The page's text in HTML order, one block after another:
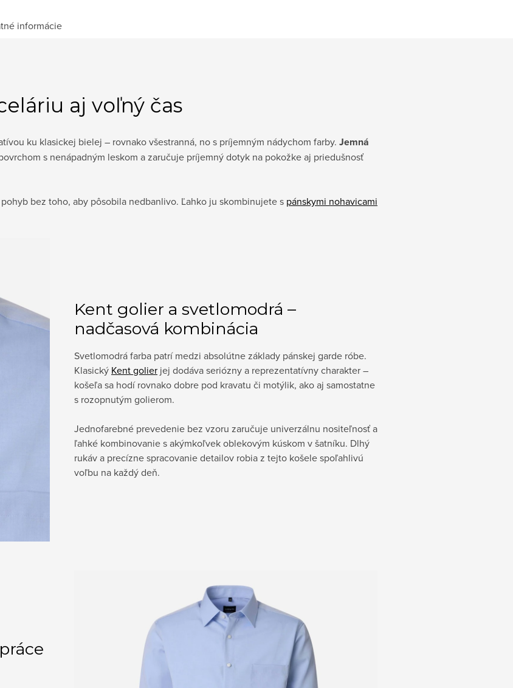
informácie
aj voľný čas
ku klasickej bielej – rovnako všestranná, no s príjemným nádychom farby. Jemná
s nenápadným leskom a zaručuje príjemný dotyk na pokožke aj priedušnosť
bez toho, aby pôsobila nedbanlivo. Ľahko ju skombinujete s pánskymi nohavicami
Kent golier a svetlomodrá –
nadčasová kombinácia
Svetlomodrá farba patrí medzi absolútne základy pánskej garde róbe.
Klasický Kent golier jej dodáva seriózny a reprezentatívny charakter –
košeľa sa hodí rovnako dobre pod kravatu či motýlik, ako aj samostatne
s rozopnutým golierom.
Jednofarebné prevedenie bez vzoru zaručuje univerzálnu nositeľnosť a
ľahké kombinovanie s akýmkoľvek oblekovým kúskom v šatníku. Dlhý
rukáv a precízne spracovanie detailov robia z tejto košele spoľahlivú
voľbu na každý deň.